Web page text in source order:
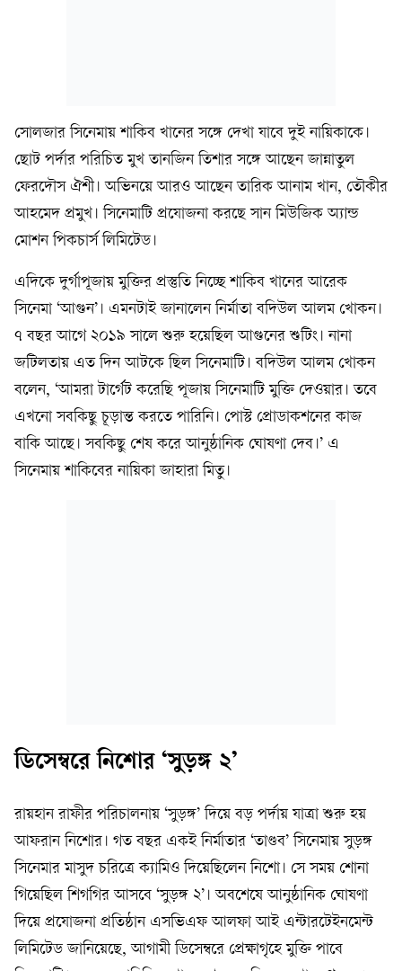
সোলজার সিনেমায় শাকিব খানের সঙ্গে দেখা যাবে দুই নায়িকাকে।
ছোট পর্দার পরিচিত মুখ তানজিন তিশার সঙ্গে আছেন জান্নাতুল
ফেরদৌস ঐশী। অভিনয়ে আরও আছেন তারিক আনাম খান, তৌকীর
আহমেদ প্রমুখ। সিনেমাটি প্রযোজনা করছে সান মিউজিক অ্যান্ড
মোশন পিকচার্স লিমিটেড।
এদিকে দুর্গাপূজায় মুক্তির প্রস্তুতি নিচ্ছে শাকিব খানের আরেক
সিনেমা ‘আগুন’। এমনটাই জানালেন নির্মাতা বদিউল আলম খোকন।
৭ বছর আগে ২০১৯ সালে শুরু হয়েছিল আগুনের শুটিং। নানা
জটিলতায় এত দিন আটকে ছিল সিনেমাটি। বদিউল আলম খোকন
বলেন, ‘আমরা টার্গেট করেছি পূজায় সিনেমাটি মুক্তি দেওয়ার। তবে
এখনো সবকিছু চূড়ান্ত করতে পারিনি। পোস্ট প্রোডাকশনের কাজ
বাকি আছে। সবকিছু শেষ করে আনুষ্ঠানিক ঘোষণা দেব।’ এ
সিনেমায় শাকিবের নায়িকা জাহারা মিতু।
ডিসেম্বরে নিশোর ‘সুড়ঙ্গ ২’
রায়হান রাফীর পরিচালনায় ‘সুড়ঙ্গ’ দিয়ে বড় পর্দায় যাত্রা শুরু হয়
আফরান নিশোর। গত বছর একই নির্মাতার ‘তাণ্ডব’ সিনেমায় সুড়ঙ্গ
সিনেমার মাসুদ চরিত্রে ক্যামিও দিয়েছিলেন নিশো। সে সময় শোনা
গিয়েছিল শিগগির আসবে ‘সুড়ঙ্গ ২’। অবশেষে আনুষ্ঠানিক ঘোষণা
দিয়ে প্রযোজনা প্রতিষ্ঠান এসভিএফ আলফা আই এন্টারটেইনমেন্ট
লিমিটেড জানিয়েছে, আগামী ডিসেম্বরে প্রেক্ষাগৃহে মুক্তি পাবে